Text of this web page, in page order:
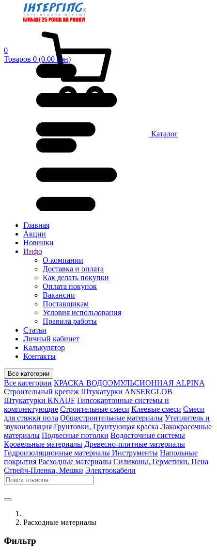
0
Товаров 0 (0.00 грн)
Каталог
Главная
Акции
Новинки
Инфо
О компании
Доставка и оплата
Как делать покупки
Оплата покупок
Вакансии
Поставщикам
Условия использования
Правила работы
Статьи
Личный кабинет
Калькулятор
Контакты
Все категории
Все категории КРАСКА ВОДОЭМУЛЬСИОННАЯ ALPINA
Строительный крепеж Штукатурки ANSERGLOB
Штукатурки KNAUF Гипсокартонные системы и
комплектующие Строительные смеси Клеевые смеси Смеси
для стяжки пола Общестроительные материалы Утеплитель и
звукоизоляция Грунтовки, Грунтующая краска Лакокрасочные
материалы Подвесные потолки Водосточные системы
Кровельные материалы Древесно-плитные материалы
Гидроизоляционные материалы Инструменты Напольные
покрытия Расходные материалы Силиконы, Герметики, Пена
Стрейч-Пленка, Мешки Электрокабели
Расходные материалы
Фильтр